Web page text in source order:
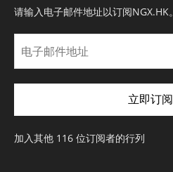
请输入电子邮件地址以订阅NGX.HK。
子
邮
件
址
立即订阅
加入其他 116 位订阅者的行列